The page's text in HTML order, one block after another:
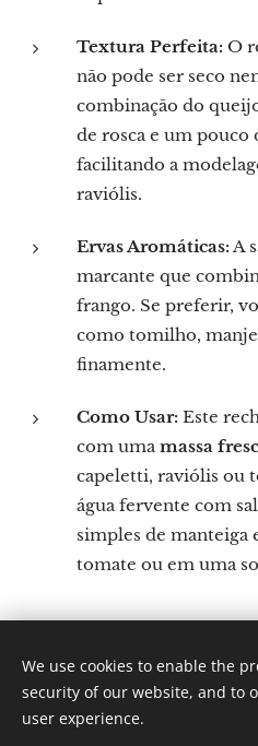
Textura Perfeita: O
não pode ser seco
combinação do
de rosca e um pouco
facilitando a
raviólis.
Ervas Aromáticas:A
marcante que
frango. Se preferir,
como tomilho,
finamente.
Como Usar: Este
com umamassa
capeletti, raviólis ou
água fervente com
simples de manteiga
tomate ou em uma
Por:
Instagram:
We use cookies to enable the
security of our website, and to
user experience.